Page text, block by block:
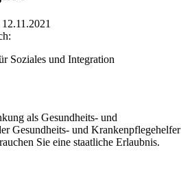
Soziales und Integration
als Gesundheits- und
Gesundheits- und Krankenpflegehelfer
Sie eine staatliche Erlaubnis.